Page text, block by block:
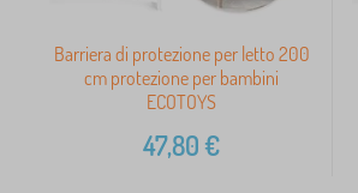
Barriera di protezione per letto 200
cm protezione per bambini
ECOTOYS
47,80€